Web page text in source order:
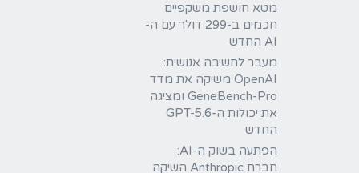
מטא חושפת משקפיים
חכמים ב-299 דולר עם ה-
AI החדש
מעבר לחשיבה אנושית:
OpenAI משיקה את מדד
GeneBench-Pro ומציגה
את יכולות ה-GPT-5.6
החדש
הפתעה בשוק ה-AI:
חברת Anthropic השיקה